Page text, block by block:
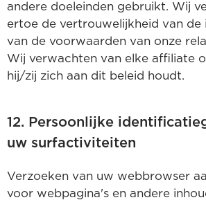
andere doeleinden gebruikt. Wij
ertoe de vertrouwelijkheid van de
van de voorwaarden van onze
Wij verwachten van elke affiliate
hij/zij zich aan dit beleid houdt.
12. Persoonlijke
uw surfactiviteiten
Verzoeken van uw webbrowser
voor webpagina's en andere